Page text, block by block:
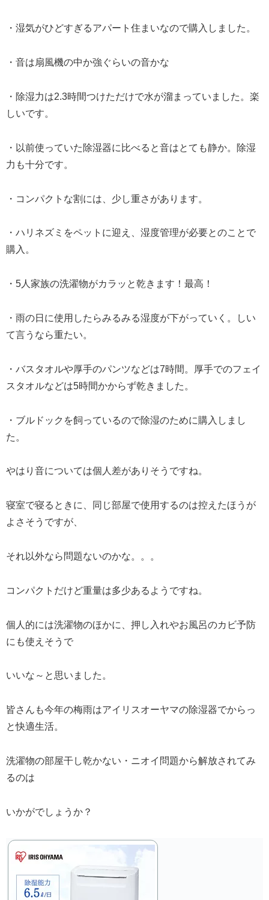
・湿気がひどすぎるアパート住まいなので購入しました。
・音は扇風機の中か強ぐらいの音かな
・除湿力は2.3時間つけただけで水が溜まっていました。楽
しいです。
・以前使っていた除湿器に比べると音はとても静か。除湿
力も十分です。
・コンパクトな割には、少し重さがあります。
・ハリネズミをペットに迎え、湿度管理が必要とのことで
購入。
・5人家族の洗濯物がカラッと乾きます！最高！
・雨の日に使用したらみるみる湿度が下がっていく。しい
て言うなら重たい。
・バスタオルや厚手のパンツなどは7時間。厚手でのフェイ
スタオルなどは5時間かからず乾きました。
・ブルドックを飼っているので除湿のために購入しまし
た。
やはり音については個人差がありそうですね。
寝室で寝るときに、同じ部屋で使用するのは控えたほうが
よさそうですが、
それ以外なら問題ないのかな。。。
コンパクトだけど重量は多少あるようですね。
個人的には洗濯物のほかに、押し入れやお風呂のカビ予防
にも使えそうで
いいな～と思いました。
皆さんも今年の梅雨はアイリスオーヤマの除湿器でからっ
と快適生活。
洗濯物の部屋干し乾かない・ニオイ問題から解放されてみ
るのは
いかがでしょうか？